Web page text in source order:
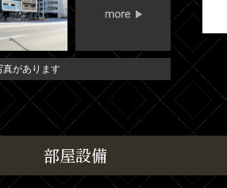
があります
部屋設備